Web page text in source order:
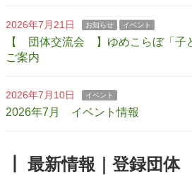
2026年7月21日 お知らせ イベント
【 団体交流会 】ゆめこらぼ「子
ご案内
2026年7月10日 イベント
2026年7月 イベント情報
┃ 最新情報｜登録団体